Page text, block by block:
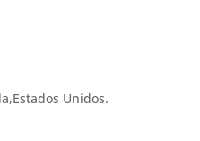
Unidos.